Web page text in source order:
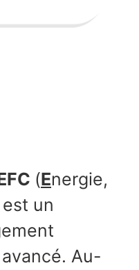
(Energie,
est un
Au-